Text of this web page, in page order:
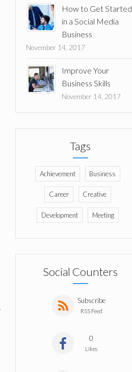
How to Get Started
in a Social Media
Business
November 14, 2017
Improve Your
Business Skills
November 14, 2017
Tags
Achievement Business
Career Creative
Development Meeting
Social Counters
Subscribe
RSS Feed
0
Likes